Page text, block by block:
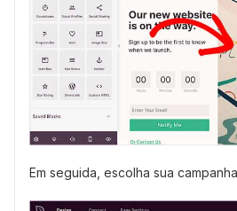
Em seguida, escolha sua